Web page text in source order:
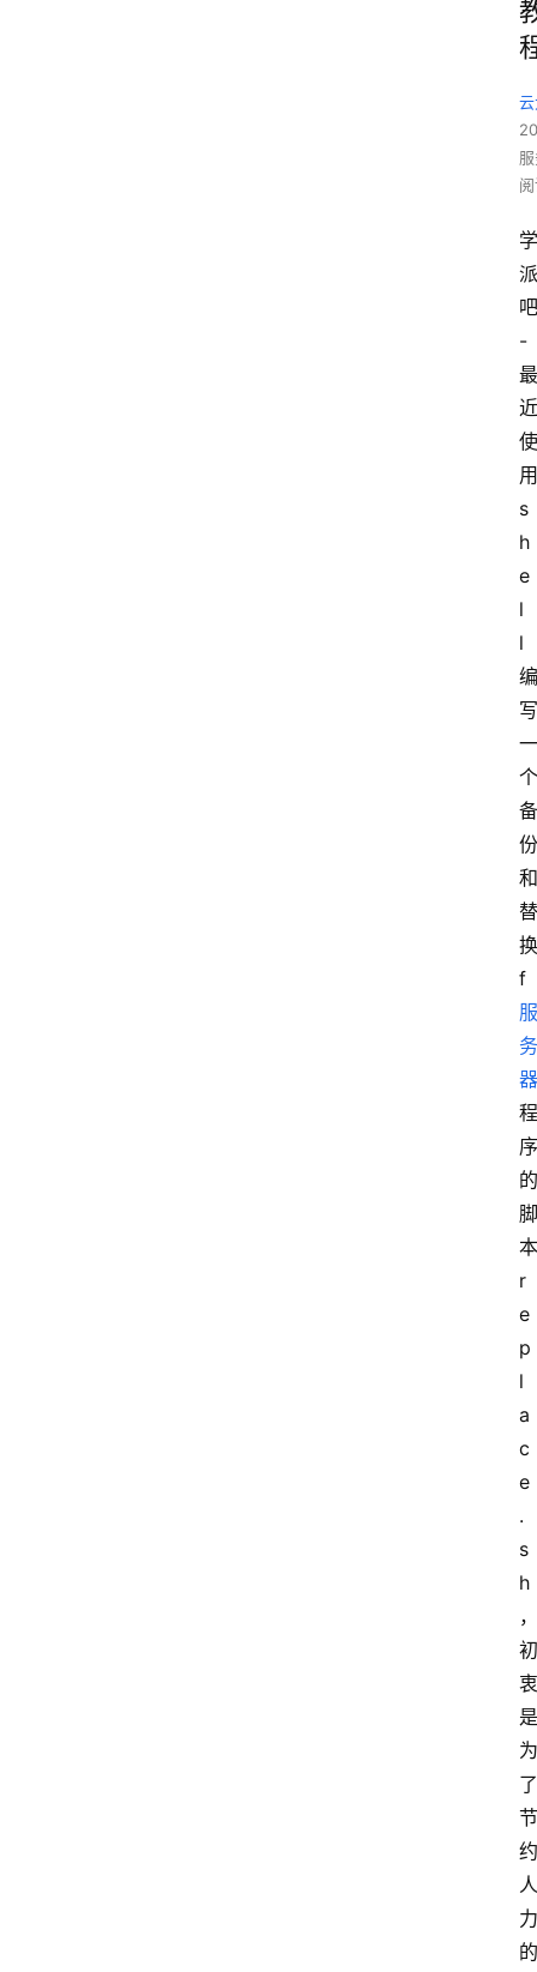
学
派
吧
-
最
近
使
用
s
h
e
l
l
编
写
一
个
备
份
和
替
换
f
服
务
器
程
序
的
脚
本
r
e
p
l
a
c
e
.
s
h
，
初
衷
是
为
了
节
约
人
力
的